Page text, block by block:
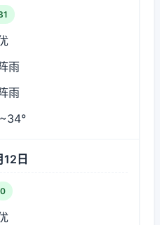
雨
雨
日
0